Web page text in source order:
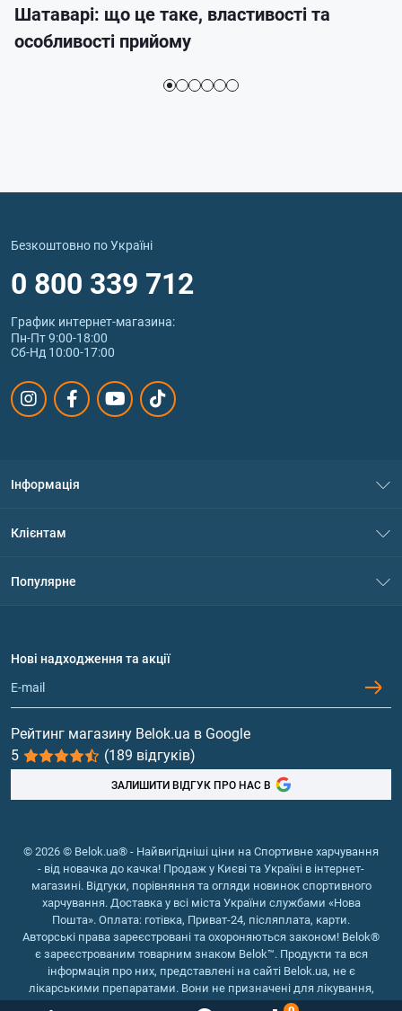
Шатаварі: що це таке, властивості та
особливості прийому
Безкоштовно по Україні
0 800 339 712
График интернет‑магазина:
Пн-Пт 9:00-18:00
Сб-Нд 10:00-17:00
Інформація
Політика конфіденційності
Обмін та повернення
Клієнтам
Популярне
Протеїн
Гейнери
Вітаміни та мінерали
Риб'ячий жир, жирні кислоти
Нові надходження та акції
Рейтинг магазину Belok.ua в Google
5
(189 відгуків)
ЗАЛИШИТИ ВІДГУК ПРО НАС В
© 2026 © Belok.ua® - Найвигідніші ціни на Спортивне харчування
- від новачка до качка! Продаж у Києві та Україні в інтернет-
магазині. Відгуки, порівняння та огляди новинок спортивного
харчування. Доставка у всі міста України службами «Нова
Пошта». Оплата: готівка, Приват-24, післяплата, карти.
Авторські права зареєстровані та охороняються законом! Belok®
є зареєстрованим товарним знаком Belok™. Продукти та вся
інформація про них, представлені на сайті Belok.ua, не є
лікарськими препаратами. Вони не призначені для лікування,
зняття симптомів та запобігання хворобам.